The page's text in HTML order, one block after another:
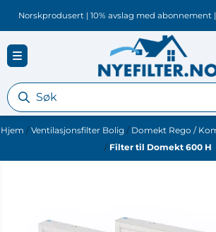
Hopp til innhold
Norskprodusert | 10% avslag med abonnement
Hjem / Ventilasjonsfilter Bolig / Domekt Rego /
/ Filter til Domekt 600 H